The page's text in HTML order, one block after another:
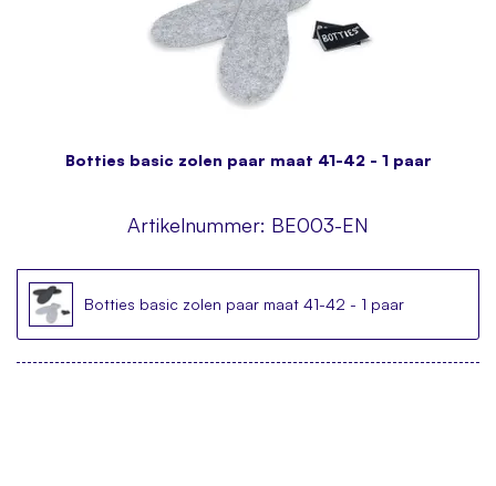
Botties basic zolen paar maat 41-42 - 1 paar
Artikelnummer: BE003-EN
Botties basic zolen paar maat 41-42 - 1 paar